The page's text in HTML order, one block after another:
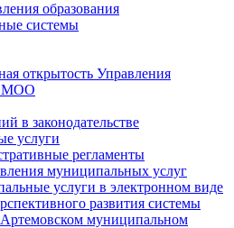
образования
системы
открытость Управления
МОО
в законодательстве
услуги
регламенты
муниципальных услуг
услуги в электронном виде
развития системы
Артемовском муниципальном